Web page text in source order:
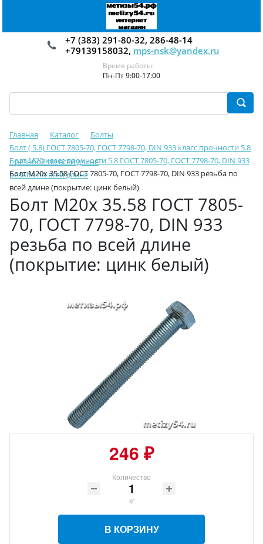
+7 (383) 291-80-32, 286-48-14
+79139158032, mps-nsk@yandex.ru
Время работы:
Пн-Пт 9:00-17:00
Главная Каталог
Болты
Болт ( 5.8) ГОСТ 7805-70, ГОСТ 7798-70, DIN 933 класс прочности 5.8
с резьбой по всей длине
Болт М20 класс прочности 5.8 ГОСТ 7805-70, ГОСТ 7798-70, DIN 933
резьба по всей длине
Болт М20х 35.58 ГОСТ 7805-70, ГОСТ 7798-70, DIN 933 резьба по
всей длине (покрытие: цинк белый)
Болт М20х 35.58 ГОСТ 7805-
70, ГОСТ 7798-70, DIN 933
резьба по всей длине
(покрытие: цинк белый)
246 ₽
Количество
кг
В КОРЗИНУ